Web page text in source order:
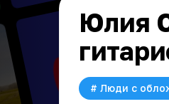
Юлия
# Люди с